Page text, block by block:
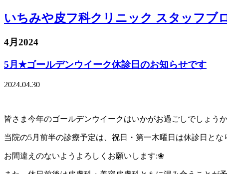
いちみや皮フ科クリニック スタッフブ
4月2024
5月✭ゴールデンウイーク休診日のお知らせです
2024.04.30
皆さま今年のゴールデンウイークはいかがお過ごしでしょう
当院の5月前半の診療予定は、祝日・第一木曜日は休診日とな
お間違えのないようよろしくお願いします:❀